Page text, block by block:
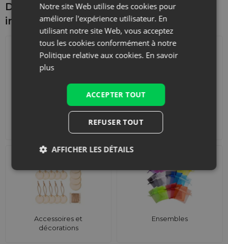
Découvrez ce qui pourrait vous
intéresser d'autre
Calendriers de l'Avent
Sacs de courses avec
Accessoires et
décorations
Ensembles
Notre site Web utilise des cookies pour
améliorer l'expérience utilisateur. En
utilisant notre site Web, vous acceptez
tous les cookies conformément à notre
Politique relative aux cookies. En savoir
plus
ACCEPTER TOUT
REFUSER TOUT
AFFICHER LES DÉTAILS